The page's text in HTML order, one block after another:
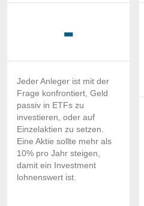
-
Jeder Anleger ist mit der
Frage konfrontiert, Geld
passiv in ETFs zu
investieren, oder auf
Einzelaktien zu setzen.
Eine Aktie sollte mehr als
10% pro Jahr steigen,
damit ein Investment
lohnenswert ist.